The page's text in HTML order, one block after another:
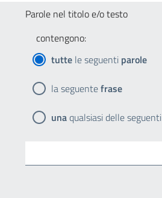
Parole nel titolo e/o testo
contengono:
tutte le seguenti parole
la seguentefrase
unaqualsiasi delle seguenti